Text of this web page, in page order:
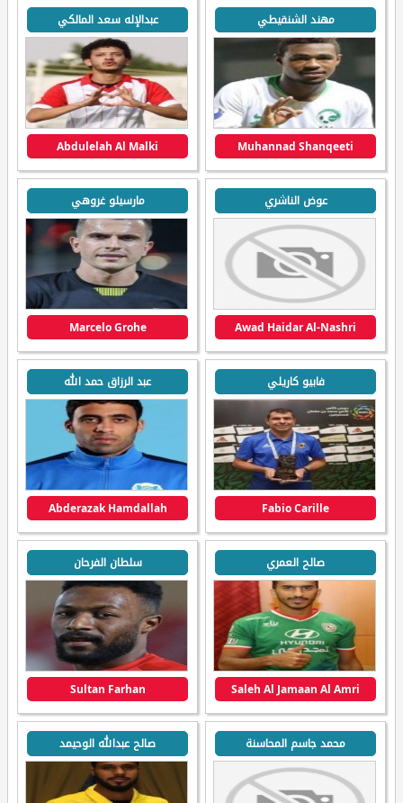
مهند الشنقيطي
Muhannad Shanqeeti
عبدالإله سعد المالكي
Abdulelah Al Malki
عوض الناشري
Awad Haidar Al-Nashri
مارسيلو غروهي
Marcelo Grohe
فابيو كاريلي
Fabio Carille
عبد الرزاق حمد الله
Abderazak Hamdallah
صالح العمري
Saleh Al Jamaan Al Amri
سلطان الفرحان
Sultan Farhan
محمد جاسم المحاسنة صالح عبدالله الوحيمد